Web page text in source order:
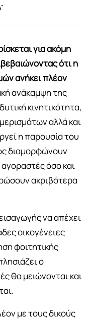
-
για ακόμη
ότι η
ανήκει πλέον
ανάκαμψη της
κινητικότητα,
αλλά και
η παρουσία του
διαμορφώνουν
όσο και
ακριβότερα
να απέχει
οικογένειες
φοιτητικής
ο
θα μειώνονται και
με τους δικούς